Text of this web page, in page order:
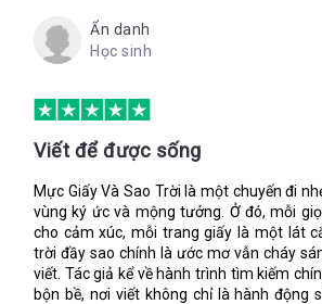
Trái tim tôi…
Tôi đang mơ. Mơ ba đi thẳng về phía tôi,
ông, dọc theo hàng cây, thoát ra khỏi giấc
“Cha của Arinta đã tìm kiếm và lùng sục
nhưng chẳng thể gặp lại con gái. Có
một dòng sông, người khác lại nói cô ấy
linh hồn của cô đảm bảo Yote giữ lời hứa.
Arinta đang canh giữ Joya, sự hy sinh
giá còn mạnh mẽ hơn cả quỷ lửa.”
Ẩn danh
Học sinh
Viết để được sống
Mực Giấy Và Sao Trời là một chuyến đi
vùng ký ức và mộng tưởng. Ở đó, mỗi
cho cảm xúc, mỗi trang giấy là một lát
trời đầy sao chính là ước mơ vẫn cháy
viết. Tác giả kể về hành trình tìm kiếm
bộn bề, nơi viết không chỉ là hành động